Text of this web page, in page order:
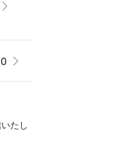
0
たし